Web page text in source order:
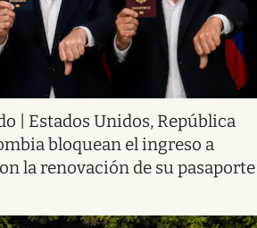
| Estados Unidos, República
bloquean el ingreso a
la renovación de su pasaporte